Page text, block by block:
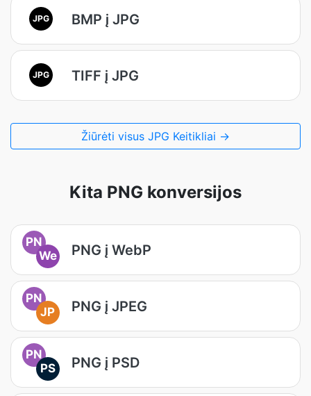
JPG BMP į JPG
JPG TIFF į JPG
Žiūrėti visus JPG Keitikliai →
Kita PNG konversijos
PN
We
PNG į WebP
PN
JP
PNG į JPEG
PN
PS
PNG į PSD